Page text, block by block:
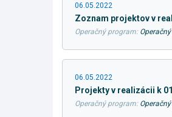
06.05.2022
Zoznam projektov v
Operačný program:
06.05.2022
Projekty v realizácii k
Operačný program: